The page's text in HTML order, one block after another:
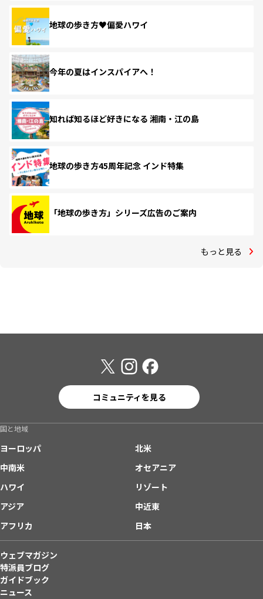
地球の歩き方♥偏愛ハワイ
今年の夏はインスパイアへ！
知れば知るほど好きになる 湘南・江の島
地球の歩き方45周年記念 インド特集
「地球の歩き方」シリーズ広告のご案内
もっと見る
コミュニティを見る
国と地域
ヨーロッパ
北米
中南米
オセアニア
ハワイ
リゾート
アジア
中近東
アフリカ
日本
ウェブマガジン
特派員ブログ
ガイドブック
ニュース